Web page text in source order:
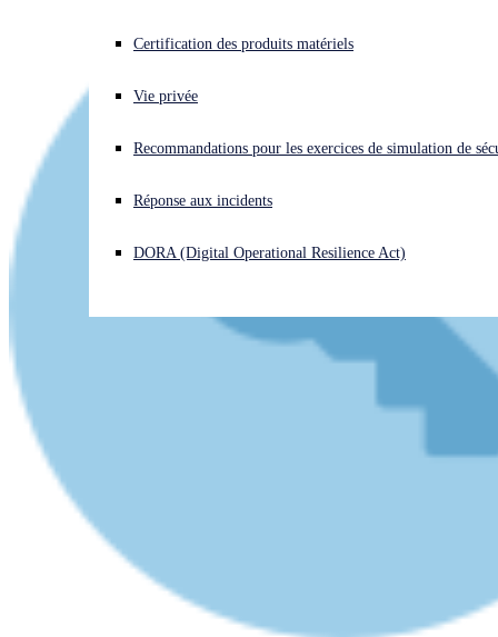
Vous subissez une cyberattaque ? Obtenez une aide immédiate.
Open search
Français Open language switcher
Certification des produits matériels
Vie privée
Recommandations pour les exercices de simulation de
Réponse aux incidents
DORA (Digital Operational Resilience Act)